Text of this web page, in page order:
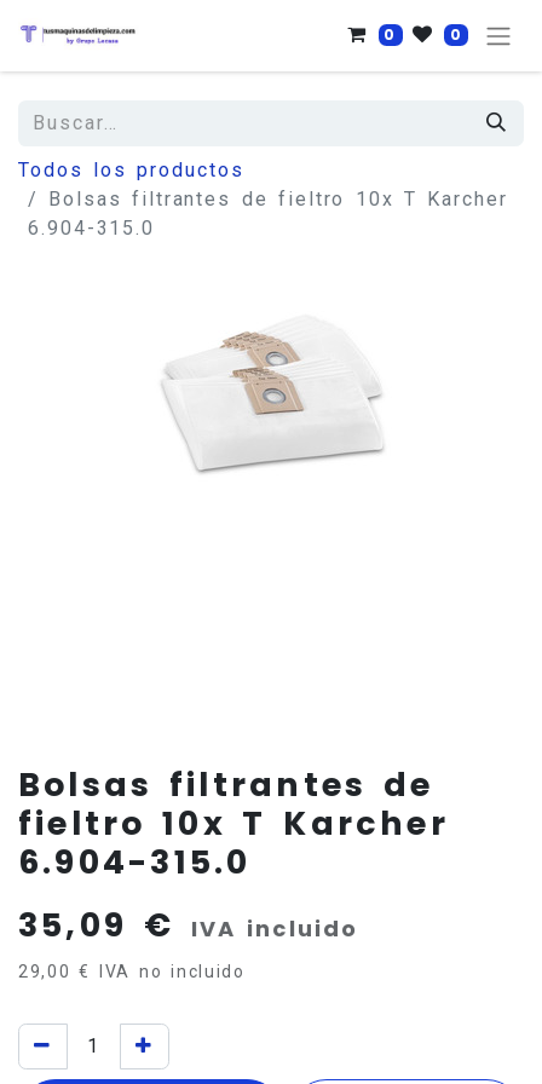
0 0
Todos los productos
Bolsas filtrantes de fieltro 10x T Karcher
6.904-315.0
Bolsas filtrantes de
fieltro 10x T Karcher
6.904-315.0
35,09 € IVA incluido
29,00 € IVA no incluido